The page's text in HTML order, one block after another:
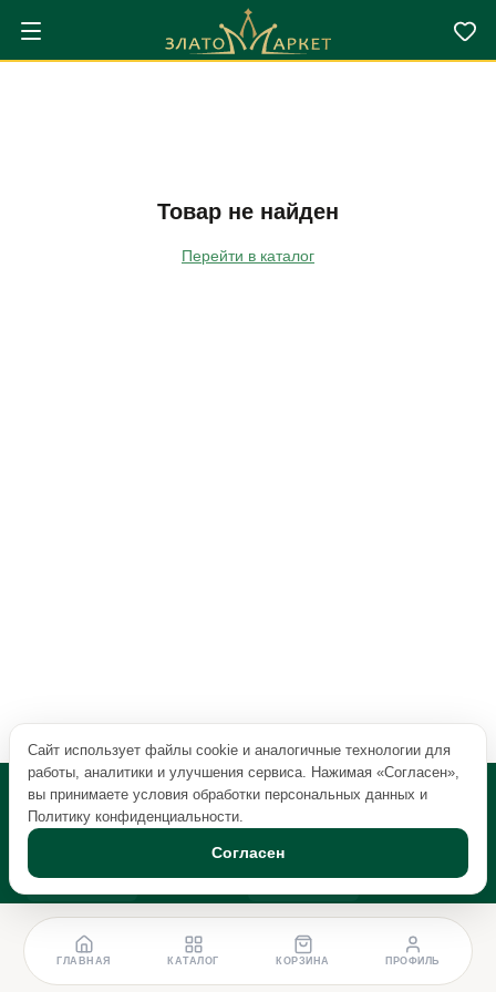
Товар не найден
Перейти в каталог
ГЛАВНАЯ КАТАЛОГ КОРЗИНА ПРОФИЛЬ
Сайт использует файлы cookie и аналогичные технологии для
работы, аналитики и улучшения сервиса. Нажимая «Согласен»,
вы принимаете условия обработки персональных данных и
Политику конфиденциальности.
Согласен